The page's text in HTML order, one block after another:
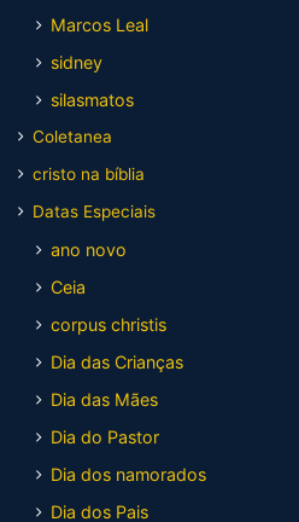
Marcos Leal
sidney
silasmatos
Coletanea
cristo na bíblia
Datas Especiais
ano novo
Ceia
corpus christis
Dia das Crianças
Dia das Mães
Dia do Pastor
Dia dos namorados
Dia dos Pais